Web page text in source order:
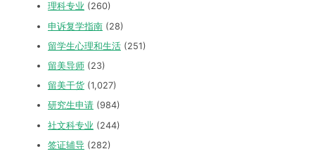
理科专业 (260)
申诉复学指南 (28)
留学生心理和生活 (251)
留美导师 (23)
留美干货 (1,027)
研究生申请 (984)
社文科专业 (244)
签证辅导 (282)